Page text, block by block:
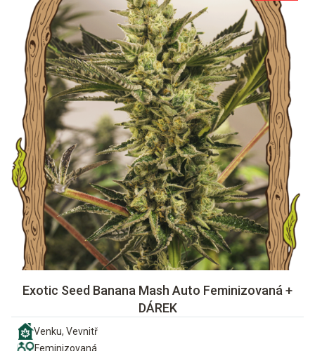
Exotic Seed Banana Mash Auto Feminizovaná +
DÁREK
Venku, Vevnitř
Feminizovaná